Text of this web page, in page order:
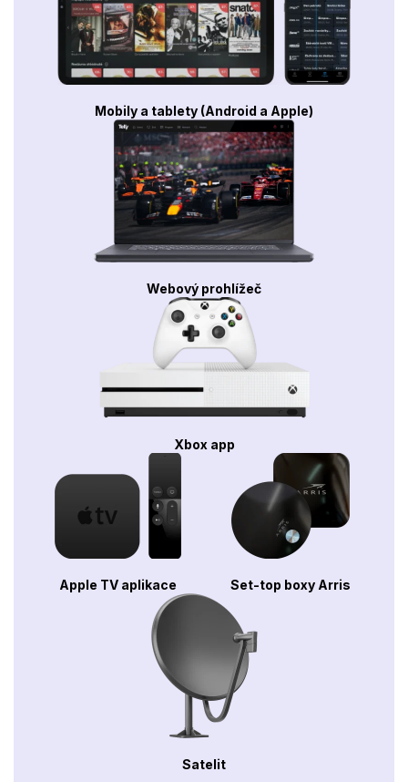
Mobily a tablety (Android a Apple)
Webový prohlížeč
Xbox app
Apple TV aplikace Set-top boxy Arris
Satelit